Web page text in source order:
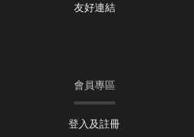
友好連結
會員專區
登入及註冊